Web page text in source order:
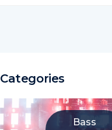
Categories
Bass